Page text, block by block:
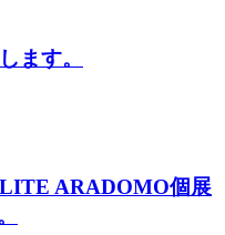
ます。
ARADOMO個展